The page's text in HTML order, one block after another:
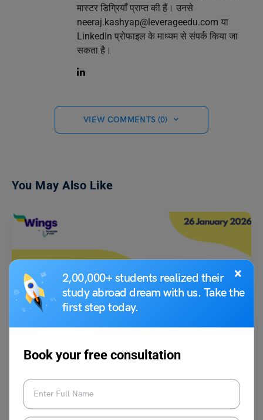
×
2,00,000+ students realized their
study abroad dream with us. Take the
first step today.
Book your free consultation
मास्टर डिग्रियाँ प्राप्त की हैं। उनसे
neeraj.kashyap@leverageedu.com या
LinkedIn प्रोफाइल के माध्यम से संपर्क किया जा
सकता है।
VIEW COMMENTS (0)
You May Also Like
School Education
स्कूल असेंबली में समाचार पढ़ने का उद्देश्य केवल जानकारी देना नहीं, बल्कि छात्रों को देश-
दुनिया की महत्वपूर्ण घटनाओं…Read More